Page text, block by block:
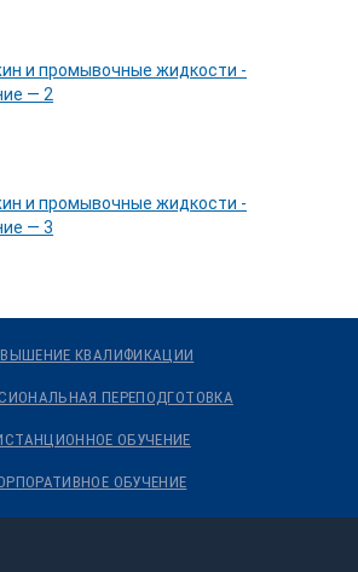
КВАЛИФИКАЦИИ
ПЕРЕПОДГОТОВКА
ОБУЧЕНИЕ
ОБУЧЕНИЕ